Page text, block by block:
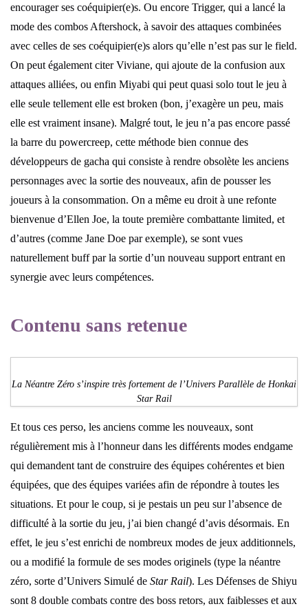
encourager ses coéquipier(e)s. Ou encore Trigger, qui a lancé la
mode des combos Aftershock, à savoir des attaques combinées
avec celles de ses coéquipier(e)s alors qu’elle n’est pas sur le field.
On peut également citer Viviane, qui ajoute de la confusion aux
attaques alliées, ou enfin Miyabi qui peut quasi solo tout le jeu à
elle seule tellement elle est broken (bon, j’exagère un peu, mais
elle est vraiment insane). Malgré tout, le jeu n’a pas encore passé
la barre du powercreep, cette méthode bien connue des
développeurs de gacha qui consiste à rendre obsolète les anciens
personnages avec la sortie des nouveaux, afin de pousser les
joueurs à la consommation. On a même eu droit à une refonte
bienvenue d’Ellen Joe, la toute première combattante limited, et
d’autres (comme Jane Doe par exemple), se sont vues
naturellement buff par la sortie d’un nouveau support entrant en
synergie avec leurs compétences.
Contenu sans retenue
La Néantre Zéro s’inspire très fortement de l’Univers Parallèle de Honkai
Star Rail
Et tous ces perso, les anciens comme les nouveaux, sont
régulièrement mis à l’honneur dans les différents modes endgame
qui demandent tant de construire des équipes cohérentes et bien
équipées, que des équipes variées afin de répondre à toutes les
situations. Et pour le coup, si je pestais un peu sur l’absence de
difficulté à la sortie du jeu, j’ai bien changé d’avis désormais. En
effet, le jeu s’est enrichi de nombreux modes de jeux additionnels,
ou a modifié la formule de ses modes originels (type la néantre
zéro, sorte d’Univers Simulé de Star Rail). Les Défenses de Shiyu
sont 8 double combats contre des boss retors, aux faiblesses et aux